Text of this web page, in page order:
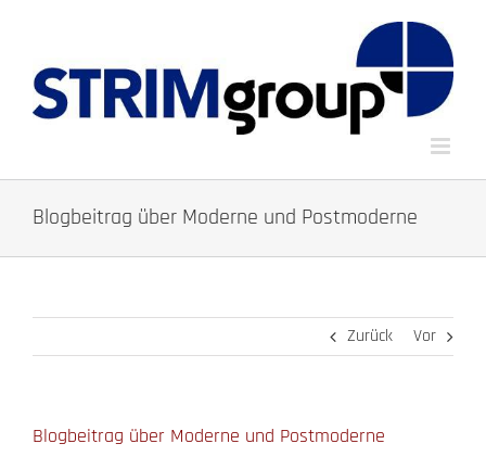
Blogbeitrag über Moderne und Postmoderne
Zurück Vor
Blogbeitrag über Moderne und Postmoderne